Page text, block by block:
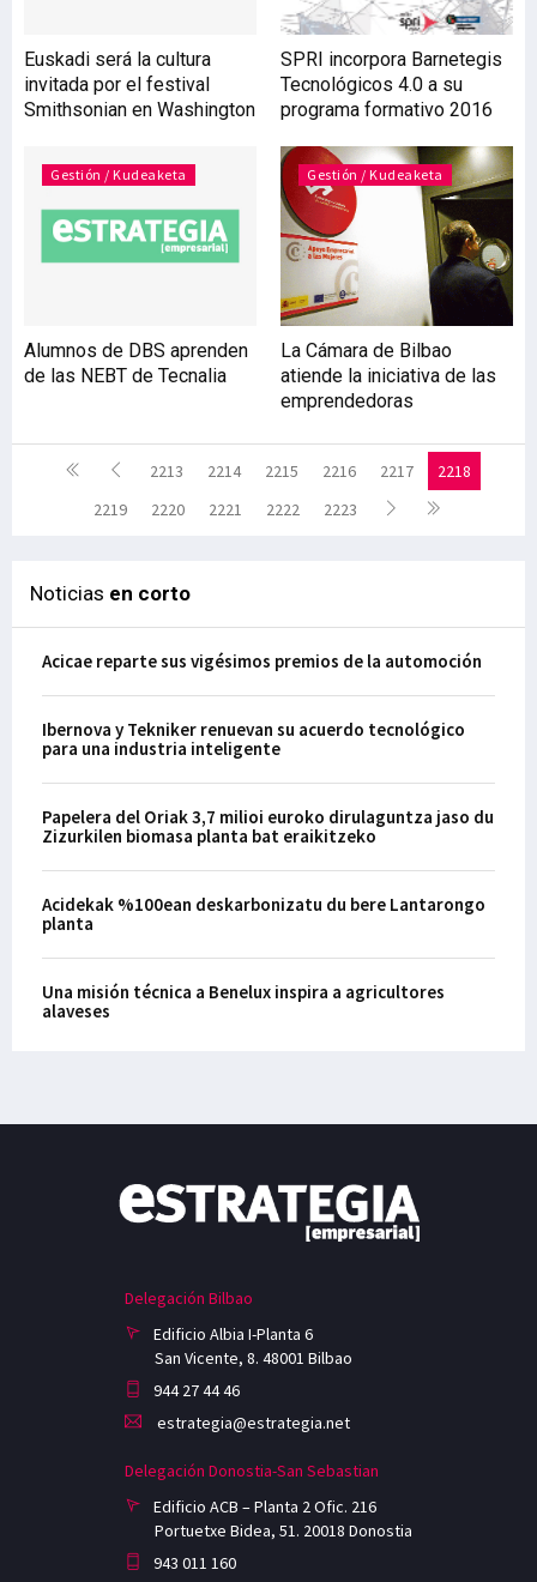
Euskadi será la cultura
invitada por el festival
Smithsonian en Washington
SPRI incorpora Barnetegis
Tecnológicos 4.0 a su
programa formativo 2016
Gestión / Kudeaketa
Alumnos de DBS aprenden
de las NEBT de Tecnalia
Gestión / Kudeaketa
La Cámara de Bilbao
atiende la iniciativa de las
emprendedoras
2213 2214 2215 2216 2217
2218
2219
2220 2221 2222 2223
Noticias en corto
Acicae reparte sus vigésimos premios de la automoción
Ibernova y Tekniker renuevan su acuerdo tecnológico
para una industria inteligente
Papelera del Oriak 3,7 milioi euroko dirulaguntza jaso du
Zizurkilen biomasa planta bat eraikitzeko
Acidekak %100ean deskarbonizatu du bere Lantarongo
planta
Una misión técnica a Benelux inspira a agricultores
alaveses
Delegación Bilbao
Edificio Albia I-Planta 6
San Vicente, 8. 48001 Bilbao
944 27 44 46
estrategia@estrategia.net
Delegación Donostia-San Sebastian
Edificio ACB – Planta 2 Ofic. 216
Portuetxe Bidea, 51. 20018 Donostia
943 011 160